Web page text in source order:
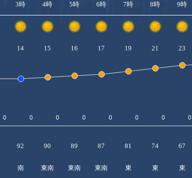
3時 4時 5時 6時 7時 8時 9時
14 15 16 17 19 21 23
92 90 89 87 81 74 67
南 東南 東南 東南 東 東 東